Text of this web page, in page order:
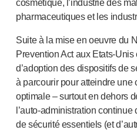
Aidaptus®
Autoinjecteur
®
Autopen®
Systèmes d’administration
NOS PLATEFORMES
Aidaptus autoinjecteur
cosmétique, l’industrie des
pharmaceutiques et les
Suite à la mise en oeuvre du
Prevention Act aux Etats-Unis
d’adoption des dispositifs de
à parcourir pour atteindre une
optimale – surtout en dehors
l’auto-administration continue
de sécurité essentiels (et